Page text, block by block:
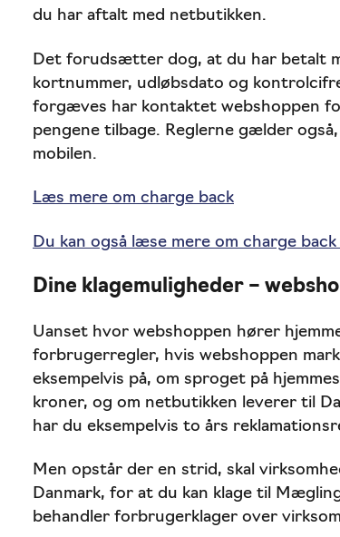
du har aftalt med netbutikken.
Det forudsætter dog, at du har betalt
kortnummer, udløbsdato og
forgæves har kontaktet webshoppen
pengene tilbage. Reglerne gælder
mobilen.
Læs mere om charge back
Du kan også læse mere om charge
Dine klagemuligheder –
Uanset hvor webshoppen hører
forbrugerregler, hvis webshoppen
eksempelvis på, om sproget på
kroner, og om netbutikken leverer til
har du eksempelvis to års
Men opstår der en strid, skal
Danmark, for at du kan klage til
behandler forbrugerklager over